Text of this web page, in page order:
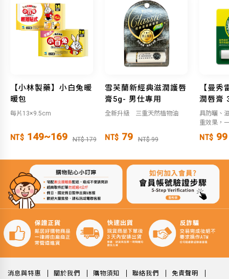
【小林製藥】小白兔暖
暖包
每片13×9.5cm
NT$ 149~169 NT$ 179
雪芙蘭新經典滋潤護唇
膏5g- 男仕專用
全新升級 三重天然植物油
NT$ 79 NT$ 99
【曼
潤唇膏
具防曬、
重效果，
NT$ 99
消息與特惠 關於我們 購物須知 聯絡我們 免責聲明